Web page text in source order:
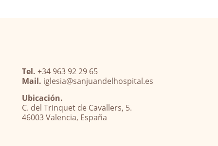
Tel. +34 963 92 29 65
Mail. iglesia@sanjuandelhospital.es
Ubicación.
C. del Trinquet de Cavallers, 5.
46003 Valencia, España